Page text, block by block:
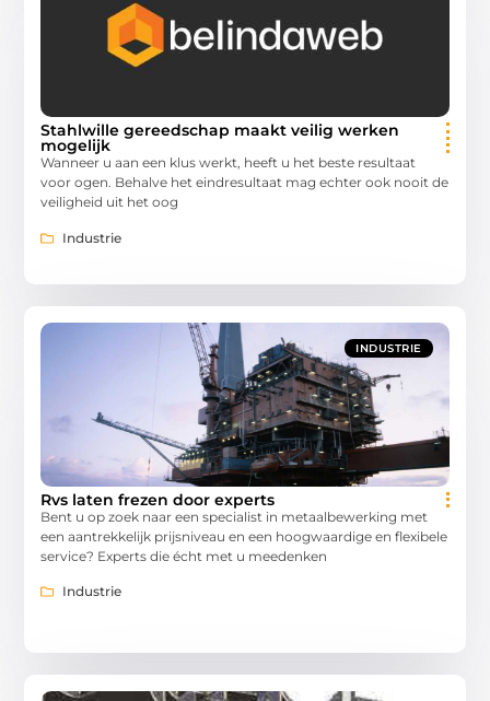
Stahlwille gereedschap maakt veilig werken
mogelijk
Wanneer u aan een klus werkt, heeft u het beste resultaat
voor ogen. Behalve het eindresultaat mag echter ook nooit de
veiligheid uit het oog
Industrie
INDUSTRIE
Rvs laten frezen door experts
Bent u op zoek naar een specialist in metaalbewerking met
een aantrekkelijk prijsniveau en een hoogwaardige en flexibele
service? Experts die écht met u meedenken
Industrie